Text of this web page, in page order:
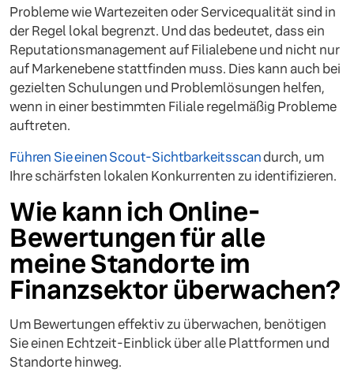
Probleme wie Wartezeiten oder Servicequalität sind in
der Regel lokal begrenzt. Und das bedeutet, dass ein
Reputationsmanagement auf Filialebene und nicht nur
auf Markenebene stattfinden muss. Dies kann auch bei
gezielten Schulungen und Problemlösungen helfen,
wenn in einer bestimmten Filiale regelmäßig Probleme
auftreten.
Führen Sie einen Scout-Sichtbarkeitsscandurch, um
Ihre schärfsten lokalen Konkurrenten zu identifizieren.
Wie kann ich Online-
Bewertungen für alle
meine Standorte im
Finanzsektor überwachen?
Um Bewertungen effektiv zu überwachen, benötigen
Sie einen Echtzeit-Einblick über alle Plattformen und
Standorte hinweg.